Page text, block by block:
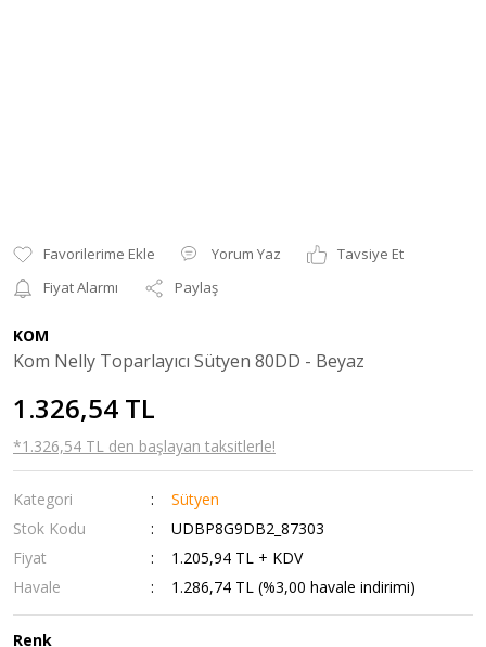
Yorum Yaz
Tavsiye Et
Fiyat Alarmı
Paylaş
KOM
Kom Nelly Toparlayıcı Sütyen 80DD - Beyaz
1.326,54 TL
*1.326,54 TL den başlayan taksitlerle!
Kategori
Sütyen
Stok Kodu
UDBP8G9DB2_87303
Fiyat
1.205,94 TL + KDV
Havale
1.286,74 TL (%3,00 havale indirimi)
Renk